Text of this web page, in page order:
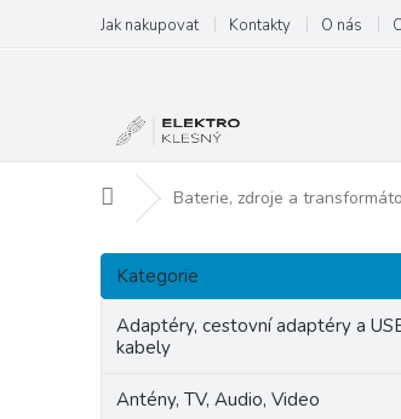
obsah
Jak nakupovat Kontakty O nás
Domů Baterie, zdroje a
P
s
Přeskočit
kategorie
Kategorie
Adaptéry, cestovní adaptéry a
kabely
Antény, TV, Audio, Video